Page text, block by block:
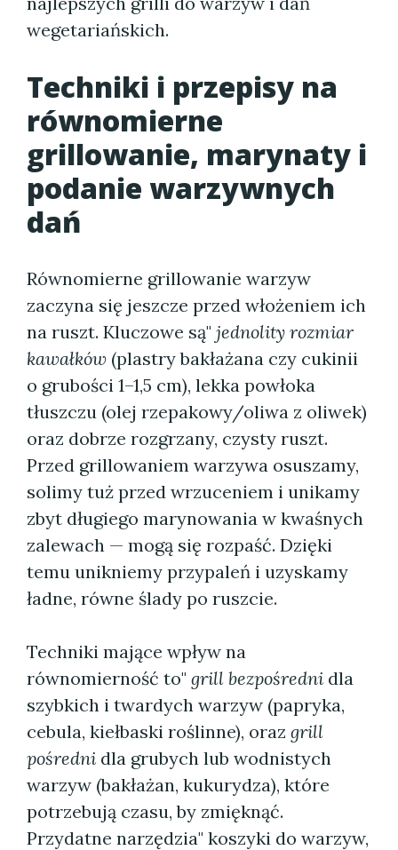
wegetariańskich.
Techniki i przepisy na
równomierne
grillowanie, marynaty i
podanie warzywnych
dań
Równomierne grillowanie warzyw
zaczyna się jeszcze przed włożeniem ich
na ruszt. Kluczowe są" jednolity rozmiar
kawałków (plastry bakłażana czy cukinii
o grubości 1–1,5 cm), lekka powłoka
tłuszczu (olej rzepakowy/oliwa z oliwek)
oraz dobrze rozgrzany, czysty ruszt.
Przed grillowaniem warzywa osuszamy,
solimy tuż przed wrzuceniem i unikamy
zbyt długiego marynowania w kwaśnych
zalewach — mogą się rozpaść. Dzięki
temu unikniemy przypaleń i uzyskamy
ładne, równe ślady po ruszcie.
Techniki mające wpływ na
równomierność to" grill bezpośredni dla
szybkich i twardych warzyw (papryka,
cebula, kiełbaski roślinne), oraz grill
pośredni dla grubych lub wodnistych
warzyw (bakłażan, kukurydza), które
potrzebują czasu, by zmięknąć.
Przydatne narzędzia" koszyki do warzyw,